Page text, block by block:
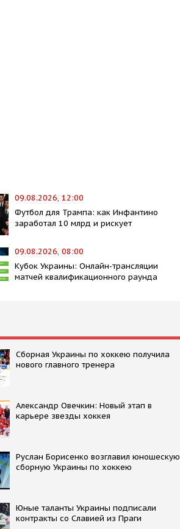
09.08.2026, 12:00
Футбол для Трампа: как Инфантино
заработал 10 млрд и рискует
09.08.2026, 08:00
Кубок Украины: Онлайн-трансляции
матчей квалификационного раунда
Сборная Украины по хоккею получила
нового главного тренера
Александр Овечкин: Новый этап в
карьере звезды хоккея
Руслан Борисенко возглавил юношескую
сборную Украины по хоккею
Юные таланты Украины подписали
контракты со Славией из Праги